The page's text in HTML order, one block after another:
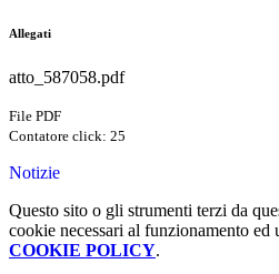
Allegati
atto_587058.pdf
File PDF
Contatore click: 25
Notizie
Questo sito o gli strumenti terzi da
cookie necessari al funzionamento
COOKIE POLICY.